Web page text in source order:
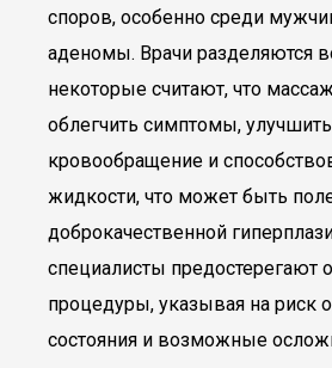
споров, особенно среди
аденомы. Врачи разделяются
некоторые считают, что
облегчить симптомы, улучшить
кровообращение и
жидкости, что может быть
доброкачественной
специалисты предостерегают
процедуры, указывая на риск
состояния и возможные